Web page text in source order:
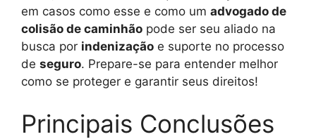
em casos como esse e como um advogado de
colisão de caminhão pode ser seu aliado na
busca por indenização e suporte no processo
de seguro. Prepare-se para entender melhor
como se proteger e garantir seus direitos!
Principais Conclusões